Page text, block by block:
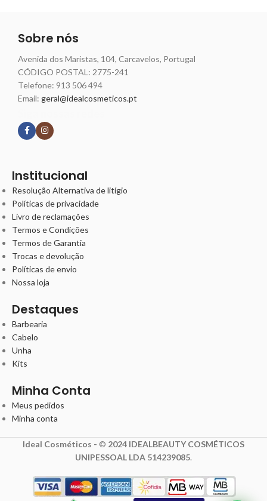
Sobre nós
Avenida dos Maristas, 104, Carcavelos, Portugal
CÓDIGO POSTAL: 2775-241
Telefone: 913 506 494
Email: geral@idealcosmeticos.pt
Institucional
Resolução Alternativa de litígio
Políticas de privacidade
Livro de reclamações
Termos e Condições
Termos de Garantia
Trocas e devolução
Políticas de envio
Nossa loja
Destaques
Barbearia
Cabelo
Unha
Kits
Minha Conta
Meus pedidos
Minha conta
Ideal Cosméticos - © 2024 IDEALBEAUTY COSMÉTICOS
UNIPESSOAL LDA 514239085.